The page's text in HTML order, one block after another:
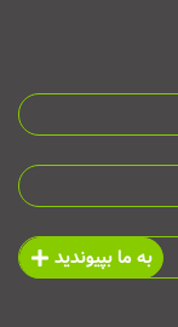
به ما بپیوندید